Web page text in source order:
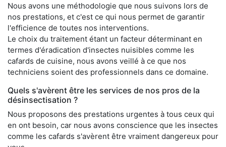
Nous avons une méthodologie que nous suivons lors de
nos prestations, et c'est ce qui nous permet de garantir
l'efficience de toutes nos interventions.
Le choix du traitement étant un facteur déterminant en
termes d'éradication d'insectes nuisibles comme les
cafards de cuisine, nous avons veillé à ce que nos
techniciens soient des professionnels dans ce domaine.
Quels s'avèrent être les services de nos pros de la
désinsectisation ?
Nous proposons des prestations urgentes à tous ceux qui
en ont besoin, car nous avons conscience que les insectes
comme les cafards s'avèrent être vraiment dangereux pour